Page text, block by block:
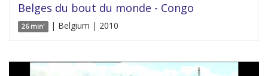
Belges du bout du monde - Congo
26 min' | Belgium | 2010